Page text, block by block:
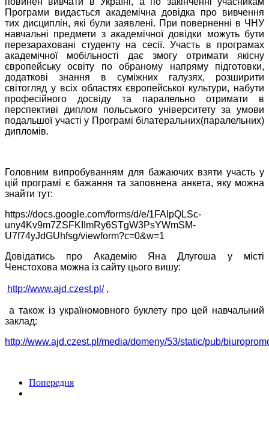
Програми видається академічна довідка про вивчення
тих дисциплін, які були заявлені. При поверненні в ЧНУ
навчальні предмети з академічної довідки можуть бути
перезараховані студенту на сесії. Участь в програмах
академічної мобільності дає змогу отримати якісну
європейську освіту по обраному напряму підготовки,
додаткові знання в суміжних галузях, розширити
світогляд у всіх областях європейської культури, набути
професійного досвіду та паралельно отримати в
перспективі диплом польського університету за умови
подальшої участі у Програмі білатеральних(паралельних)
дипломів.
Головним випробуванням для бажаючих взяти участь у
цій програмі є бажання та заповнена анкета, яку можна
знайти тут:
https://docs.google.com/forms/d/e/1FAIpQLSc-
uny4Kv9m7ZSFKIImRy6STgW3PsYWmSM-
U7f74yJdGUhfsg/viewform?c=0&w=1
Довідатись про Академію Яна Длугоша у місті
Ченстохова можна із сайту цього вишу:
http://www.ajd.czest.pl/,
а також із україномовного буклету про цей навчальний
заклад:
http://www.ajd.czest.pl/media/domeny/53/static/pub/
Попередня